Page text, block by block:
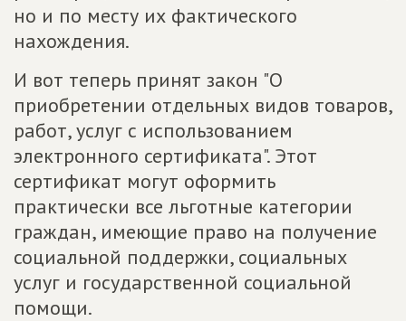
но и по месту их фактического
нахождения.
И вот теперь принят закон "О
приобретении отдельных видов товаров,
работ, услуг с использованием
электронного сертификата". Этот
сертификат могут оформить
практически все льготные категории
граждан, имеющие право на получение
социальной поддержки, социальных
услуг и государственной социальной
помощи.